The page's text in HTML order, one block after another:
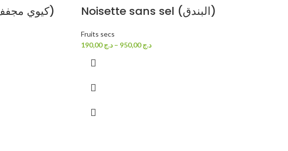
Kiwi séché (كيوي مجفف) Noisette sans sel (البندق)
Fruits secs
د.ج190,00 – د.ج950,00